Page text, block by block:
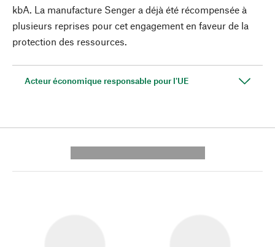
kbA. La manufacture Senger a déjà été récompensée à
plusieurs reprises pour cet engagement en faveur de la
protection des ressources.
Acteur économique responsable pour l'UE